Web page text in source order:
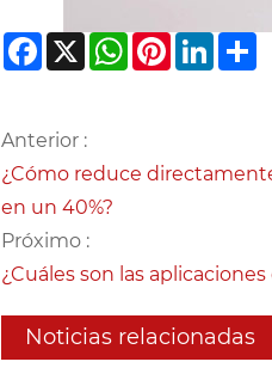
Facebook
X WhatsApp
Pinterest
Anterior :
¿Cómo reduce
en un 40%?
Próximo :
¿Cuáles son las
Noticias relacionadas